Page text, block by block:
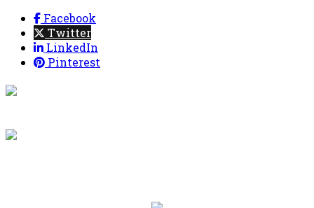
Facebook
Twitter
LinkedIn
Pinterest